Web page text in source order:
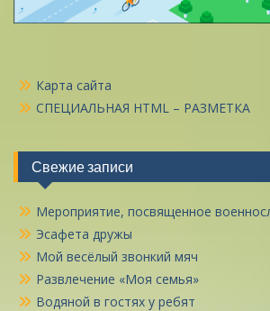
Карта сайта
СПЕЦИАЛЬНАЯ HTML – РАЗМЕТКА
Свежие записи
Мероприятие, посвященное
Эсафета дружы
Мой весёлый звонкий мяч
Развлечение «Моя семья»
Водяной в гостях у ребят